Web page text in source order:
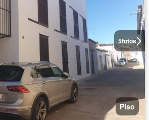
5fotos
Piso